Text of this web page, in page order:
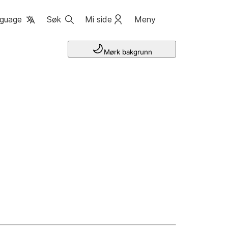
Søk Mi side Meny
Mørk bakgrunn